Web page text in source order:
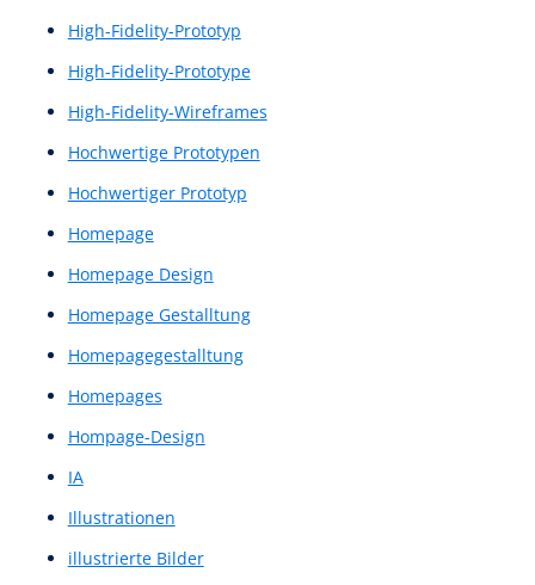
GUI
GUI-Konzept
Guidelines
Handlungsaufforderung
Handlungsimpuls
Heuristics
Heuristiken
Heuristische Evaluation
Heuristische Evaluierung
heuristischen Evaluierung
High Fidelity Prototype